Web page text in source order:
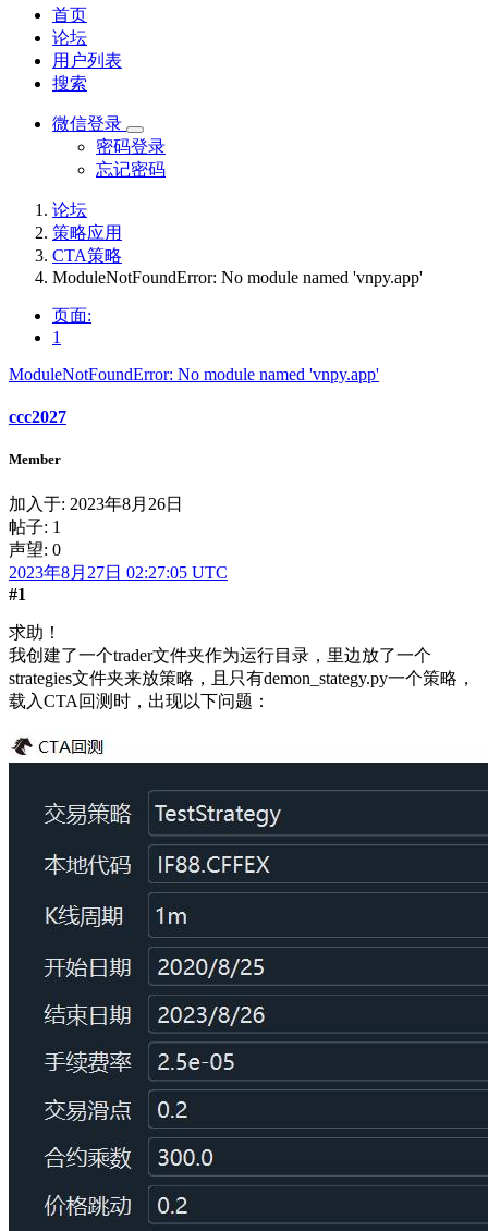
首页
论坛
用户列表
搜索
微信登录
密码登录
忘记密码
论坛
策略应用
CTA策略
ModuleNotFoundError: No module named 'vnpy.app'
页面:
1
ModuleNotFoundError: No module named 'vnpy.app'
ccc2027
Member
加入于: 2023年8月26日
帖子: 1
声望: 0
2023年8月27日 02:27:05 UTC
#1
求助！
我创建了一个trader文件夹作为运行目录，里边放了一个
strategies文件夹来放策略，且只有demon_stategy.py一个策略，
载入CTA回测时，出现以下问题：